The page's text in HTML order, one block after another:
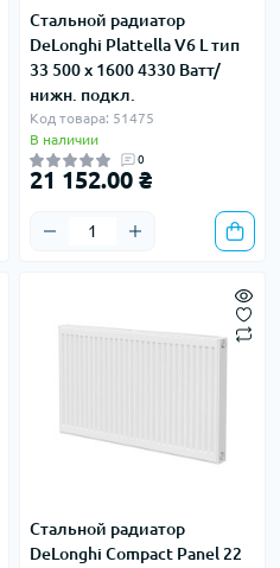
Стальной радиатор
DeLonghi Plattella V6 L тип
33 500 x 1600 4330 Ватт/
нижн. подкл.
Код товара: 51475
В наличии
0
21 152.00 ₴
Стальной радиатор
DeLonghi Compact Panel 22